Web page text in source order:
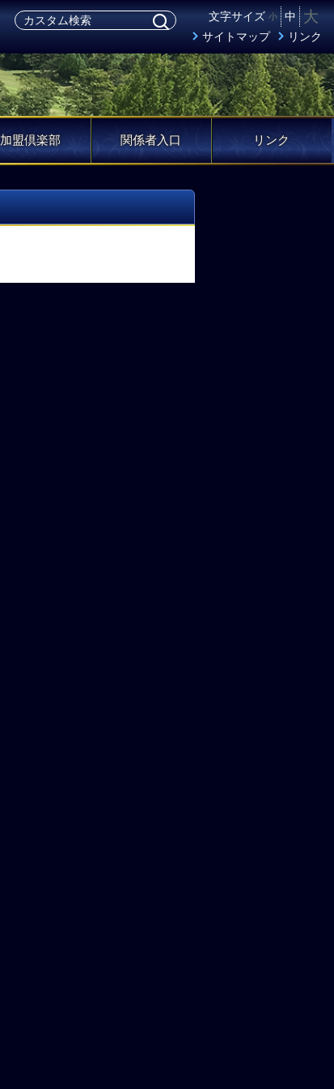
文字サイズ 小 中 大
サイトマップ リンク
加盟倶楽部 関係者入口 リンク